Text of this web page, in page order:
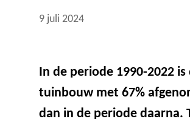
9 juli 2024
In de periode 1990-2022
tuinbouw met 67%
dan in de periode daarna.